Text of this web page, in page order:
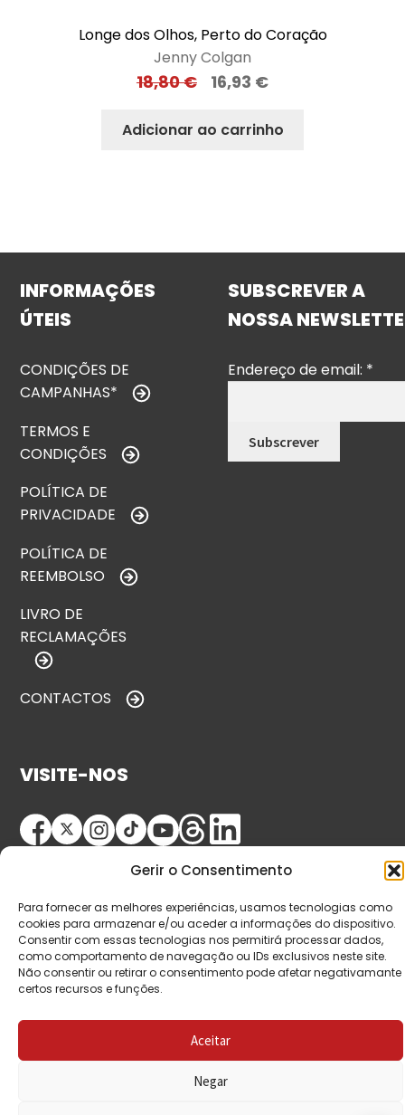
Gerir o Consentimento
Para fornecer as melhores experiências, usamos tecnologias como
cookies para armazenar e/ou aceder a informações do dispositivo.
Consentir com essas tecnologias nos permitirá processar dados,
como comportamento de navegação ou IDs exclusivos neste site.
Não consentir ou retirar o consentimento pode afetar negativamante
certos recursos e funções.
Aceitar
Negar
Longe dos Olhos, Perto do Coração
Jenny Colgan
18,80€ 16,93 €
Adicionar ao carrinho
INFORMAÇÕES
ÚTEIS
CONDIÇÕES DE
CAMPANHAS*
TERMOS E
CONDIÇÕES
POLÍTICA DE
PRIVACIDADE
POLÍTICA DE
REEMBOLSO
LIVRO DE
RECLAMAÇÕES
CONTACTOS
SUBSCREVER A
NOSSA
Endereço de email: *
VISITE-NOS
© Copyright 2026 Saída de Emergência. Todos os
direitos reservados.